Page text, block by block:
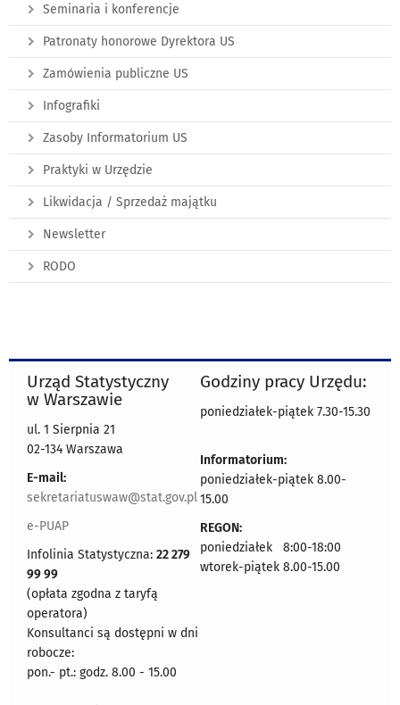
Seminaria i konferencje
Patronaty honorowe Dyrektora US
Zamówienia publiczne US
Infografiki
Zasoby Informatorium US
Praktyki w Urzędzie
Likwidacja / Sprzedaż majątku
Newsletter
RODO
Urząd Statystyczny
w Warszawie
ul. 1 Sierpnia 21
02-134 Warszawa
E-mail:
sekretariatuswaw@stat.gov.pl
e-PUAP
Infolinia Statystyczna: 22 279
99 99
(opłata zgodna z taryfą
operatora)
Konsultanci są dostępni w dni
robocze:
pon.- pt.: godz. 8.00 - 15.00
Godziny pracy Urzędu:
poniedziałek-piątek 7.30-15.30
Informatorium:
poniedziałek-piątek 8.00-
15.00
REGON:
poniedziałek 8:00-18:00
wtorek-piątek 8.00-15.00